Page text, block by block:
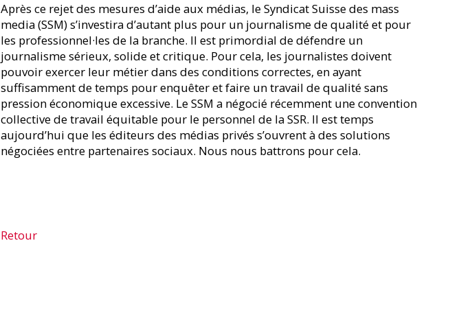
Après ce rejet des mesures d’aide aux médias, le Syndicat Suisse des mass
media (SSM) s’investira d’autant plus pour un journalisme de qualité et pour
les professionnel·les de la branche. Il est primordial de défendre un
journalisme sérieux, solide et critique. Pour cela, les journalistes doivent
pouvoir exercer leur métier dans des conditions correctes, en ayant
suffisamment de temps pour enquêter et faire un travail de qualité sans
pression économique excessive. Le SSM a négocié récemment une convention
collective de travail équitable pour le personnel de la SSR. Il est temps
aujourd’hui que les éditeurs des médias privés s’ouvrent à des solutions
négociées entre partenaires sociaux. Nous nous battrons pour cela.
Retour